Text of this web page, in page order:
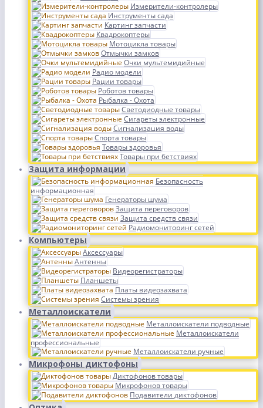
Измерители-контролеры
Инструменты сада
Картинг запчасти
Квадрокоптеры
Мотоцикла товары
Отмычки замков
Очки мультемидийные
Радио модели
Рации товары
Роботов товары
Рыбалка - Охота
Светодиодные товары
Сигареты электронные
Сигнализация воды
Спорта товары
Товары здоровья
Товары при бетствиях
Защита информации
Безопасность
информационная
Генераторы шума
Защита переговоров
Защита средств связи
Радиомониторинг сетей
Компьютеры
Аксессуары
Антенны
Видеорегистраторы
Планшеты
Платы видеозахвата
Системы зрения
Металлоискатели
Металлоискатели подводные
Металлоискатели
профессиональные
Металлоискатели ручные
Микрофоны диктофоны
Диктофонов товары
Микрофонов товары
Подавители диктофонов